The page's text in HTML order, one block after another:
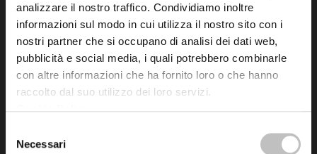
analizzare il nostro traffico. Condividiamo inoltre
informazioni sul modo in cui utilizza il nostro sito con i
nostri partner che si occupano di analisi dei dati web,
pubblicità e social media, i quali potrebbero combinarle
con altre informazioni che ha fornito loro o che hanno
raccolto dal suo utilizzo dei loro servizi.
delNecessari
Fondazione Collegio San Carlo
Via San Carlo 5
41121 Modena (MO)
P.I. 00641060363